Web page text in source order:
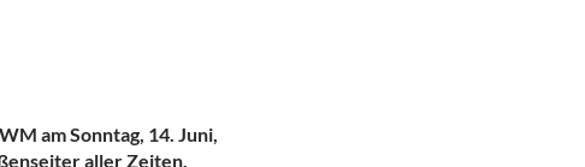
am Sonntag, 14. Juni,